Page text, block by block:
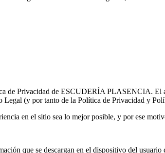
de Privacidad de ESCUDERÍA PLASENCIA. El
Legal (y por tanto de la Política de Privacidad y
en el sitio sea lo mejor posible, y por ese
que se descargan en el dispositivo del